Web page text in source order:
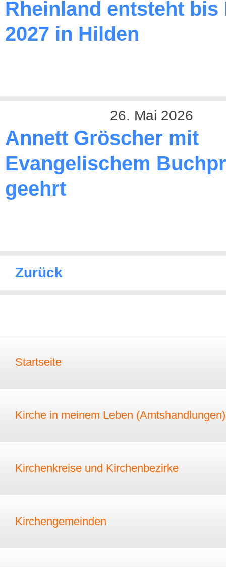
Rheinland entsteht bis
2027 in Hilden
26. Mai 2026
Annett Gröscher mit
Evangelischem
geehrt
Zurück
Startseite
Kirche in meinem Leben (Amtshandlungen)
Kirchenkreise und Kirchenbezirke
Kirchengemeinden